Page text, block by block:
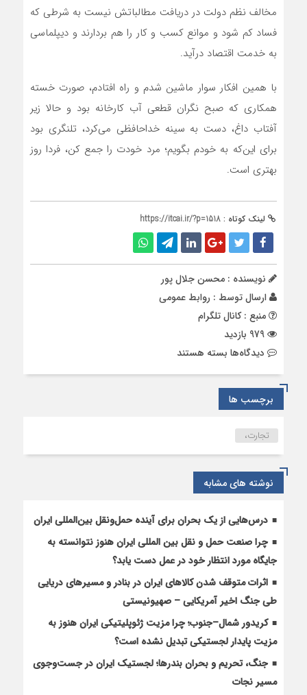
مخالف نظم دولت در دریافت مطالباتش نیست به شرطی که
فساد کم شود و موانع کسب و کار را هم بردارند و دیپلماسی
به خدمت اقتصاد درآید.
با همین افکار سوار ماشین شدم و راه افتادم، صورت خسته
همکاری که صبح نگران قطعی آب کارخانه بود و حالا زیر
آفتاب داغ، دست به سینه خداحافظی می‌کرد، تلنگری بود
برای این‌که به خودم بگویم؛ مرد خودت را جمع کن، فردا روز
بهتری است.
لینک کوتاه : https://itcai.ir/?p=1518
نویسنده : محسن جلال پور
ارسال توسط : روابط عمومی
منبع : کانال تلگرام
دیدگاه‌ها برای
برای
بسته هستند
برچسب ها
تجارت،
نوشته های مشابه
درس‌هایی از یک بحران برای آینده حمل‌ونقل بین‌المللی ایران
چرا صنعت حمل و نقل بین المللی ایران هنوز نتوانسته به
جایگاه مورد انتظار خود در عمل دست یابد؟
اثرات متوقف شدن کالاهای ایران در بنادر و مسیرهای دریایی
طی جنگ اخیر آمریکایی – صهیونیستی
کریدور شمال–جنوب؛ چرا مزیت ژئوپلیتیکی ایران هنوز به
مزیت پایدار لجستیکی تبدیل نشده است؟
جنگ، تحریم و بحران بندرها؛ لجستیک ایران در جست‌وجوی
مسیر نجات